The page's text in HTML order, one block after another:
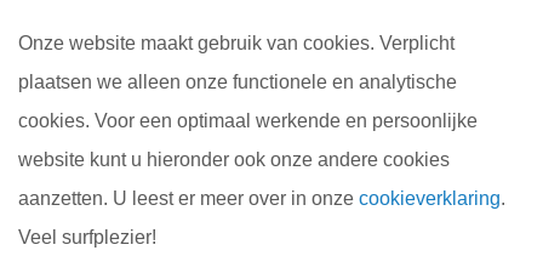
Edities
Onze website maakt gebruik van cookies. Verplicht
plaatsen we alleen onze functionele en analytische
cookies. Voor een optimaal werkende en persoonlijke
website kunt u hieronder ook onze andere cookies
aanzetten. U leest er meer over in onze cookieverklaring.
Veel surfplezier!